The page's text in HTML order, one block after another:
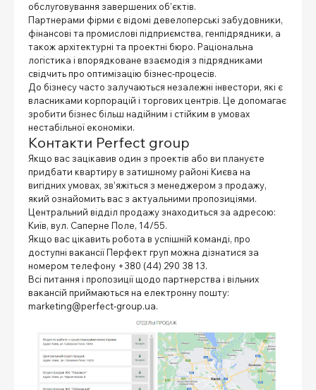
обслуговування завершених об’єктів.
Партнерами фірми є відомі девелоперські забудовники,
фінансові та промислові підприємства, генпідрядники, а
також архітектурні та проектні бюро. Раціональна
логістика і впорядковане взаємодія з підрядниками
свідчить про оптимізацію бізнес-процесів.
До бізнесу часто залучаються незалежні інвестори, які є
власниками корпорацій і торгових центрів. Це допомагає
зробити бізнес більш надійним і стійким в умовах
нестабільної економіки.
Контакти Perfect group
Якщо вас зацікавив один з проектів або ви плануєте
придбати квартиру в затишному районі Києва на
вигідних умовах, зв’яжіться з менеджером з продажу,
який ознайомить вас з актуальними пропозиціями.
Центральний відділ продажу знаходиться за адресою:
Київ, вул. Саперне Поле, 14/55.
Якщо вас цікавить робота в успішній команді, про
доступні вакансії Перфект груп можна дізнатися за
номером телефону +380 (44) 290 38 13.
Всі питання і пропозиції щодо партнерства і вільних
вакансій приймаються на електронну пошту:
marketing@perfect-group.ua.